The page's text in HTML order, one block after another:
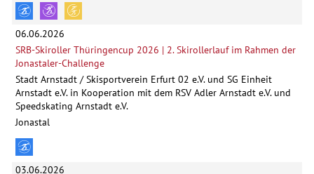
06.06.2026
SRB-Skiroller Thüringencup 2026 | 2. Skirollerlauf im Rahmen der
Jonastaler-Challenge
Stadt Arnstadt / Skisportverein Erfurt 02 e.V. und SG Einheit
Arnstadt e.V. in Kooperation mit dem RSV Adler Arnstadt e.V. und
Speedskating Arnstadt e.V.
Jonastal
03.06.2026